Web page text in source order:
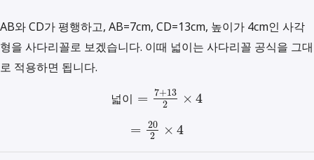
AB와 CD가 평행하고, AB=7cm, CD=13cm, 높이가 4cm인 사각
형을 사다리꼴로 보겠습니다. 이때 넓이는 사다리꼴 공식을 그대
로 적용하면 됩니다.
넓이 = 7+13
2
× 4
= 20
2
× 4